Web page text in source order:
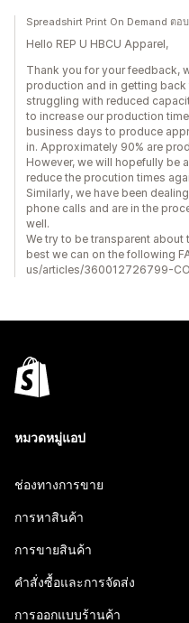
Spreadshirt Print On Demand ต
Hello REP U HBCU Apparel,
Thank you for your feedback,
production and in getting back
struggling with reduced
to increase our production
business days to produce
in. Approximately 90% are
However, we will hopefully be
reduce the procution times
Similarly, we have been
phone calls and are in the
well.
We try to be transparent
best we can on the following
us/articles/360012726799-
หมวดหมู่แอป
ช่องทางการขาย
การหาสินค้า
การขายสินค้า
คำสั่งซื้อและการจัดส่ง
การออกแบบร้านค้า